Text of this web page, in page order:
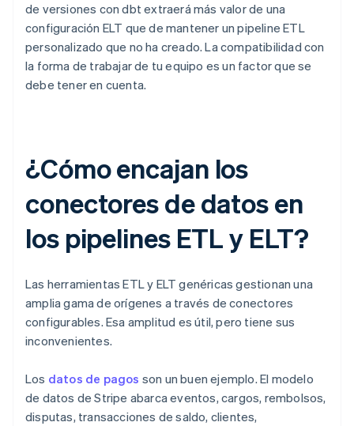
de versiones con dbt extraerá más valor de una
configuración ELT que de mantener un pipeline ETL
personalizado que no ha creado. La compatibilidad con
la forma de trabajar de tu equipo es un factor que se
debe tener en cuenta.
¿Cómo encajan los
conectores de datos en
los pipelines ETL y ELT?
Las herramientas ETL y ELT genéricas gestionan una
amplia gama de orígenes a través de conectores
configurables. Esa amplitud es útil, pero tiene sus
inconvenientes.
Los datos de pagos son un buen ejemplo. El modelo
de datos de Stripe abarca eventos, cargos, rembolsos,
disputas, transacciones de saldo, clientes,